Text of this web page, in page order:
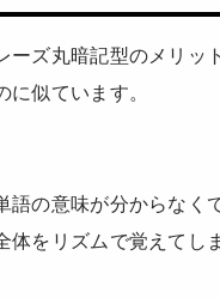
ーズ丸暗記型のメリッ
に似ています。
語の意味が分からなく
体をリズムで覚えてし